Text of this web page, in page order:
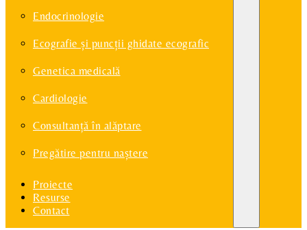
Endocrinologie
Ecografie și puncții ghidate ecografic
Genetica medicală
Cardiologie
Consultanță în alăptare
Pregătire pentru naștere
Proiecte
Resurse
Contact